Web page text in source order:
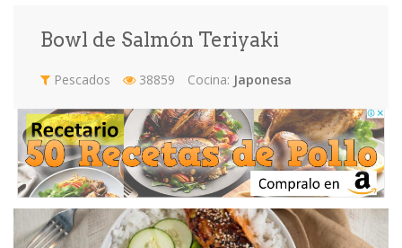
Cremas
Ensaladas Equipment Frutas Galletas
Gelatinas Guarnicion… Helados Hot Dogs
Huevos Mariscos Mermeladas Muffins
Bowl de Salmón Teriyaki
Pescados 38859 Cocina: Japonesa